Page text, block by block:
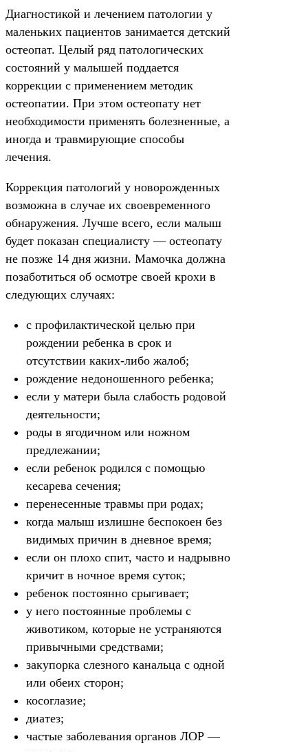
Диагностикой и лечением патологии у
маленьких пациентов занимается детский
остеопат. Целый ряд патологических
состояний у малышей поддается
коррекции с применением методик
остеопатии. При этом остеопату нет
необходимости применять болезненные, а
иногда и травмирующие способы
лечения.
Коррекция патологий у новорожденных
возможна в случае их своевременного
обнаружения. Лучше всего, если малыш
будет показан специалисту — остеопату
не позже 14 дня жизни. Мамочка должна
позаботиться об осмотре своей крохи в
следующих случаях:
с профилактической целью при
рождении ребенка в срок и
отсутствии каких-либо жалоб;
рождение недоношенного ребенка;
если у матери была слабость родовой
деятельности;
роды в ягодичном или ножном
предлежании;
если ребенок родился с помощью
кесарева сечения;
перенесенные травмы при родах;
когда малыш излишне беспокоен без
видимых причин в дневное время;
если он плохо спит, часто и надрывно
кричит в ночное время суток;
ребенок постоянно срыгивает;
у него постоянные проблемы с
животиком, которые не устраняются
привычными средствами;
закупорка слезного канальца с одной
или обеих сторон;
косоглазие;
диатез;
частые заболевания органов ЛОР —